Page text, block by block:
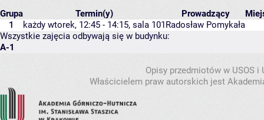
Grupa
Termin(y) Prowadzący
1
każdy wtorek, 12:45 - 14:15, sala 101Radosław Pomykała
Wszystkie zajęcia odbywają się w budynku:
A-1
Opisy przedmiotów w USOS
Właścicielem praw autorskich jest